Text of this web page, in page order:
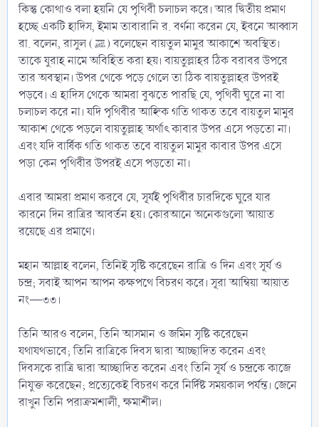
কিন্তু কোথাও বলা হয়নি যে পৃথিবী চলাচল করে। আর দ্বিতীয় প্রমাণ
হচ্ছে একটি হাদিস, ইমাম তাবারানি র. বর্ণনা করেন যে, ইবনে আব্বাস
রা. বলেন, রাসুল (ﷺ) বলেছেন বায়তুল মামুর আকাশে অবস্থিত।
তাকে যুরাহ নামে অবিহিত করা হয়। বায়তুল্লাহর ঠিক বরাবর উপরে
তার অবস্থান। উপর থেকে পড়ে গেলে তা ঠিক বায়তুল্লাহর উপরই
পড়বে। এ হাদিস থেকে আমরা বুঝতে পারছি যে, পৃথিবী ঘুরে না বা
চলাচল করে না। যদি পৃথিবীর আহ্নিক গতি থাকত তবে বায়তুল মামুর
আকাশ থেকে পড়লে বায়তুল্লাহ অর্থাৎ কাবার উপর এসে পড়তো না।
এবং যদি বার্ষিক গতি থাকত তবে বায়তুল মামুর কাবার উপর এসে
পড়া কেন পৃথিবীর উপরই এসে পড়তো না।
এবার আমরা প্রমাণ করবে যে, সূর্যই পৃথিবীর চারদিকে ঘুরে যার
কারনে দিন রাত্রির আবর্তন হয়। কোরআনে অনেকগুলো আয়াত
রয়েছে এর প্রমাণে।
মহান আল্লাহ বলেন, তিনিই সৃষ্টি করেছেন রাত্রি ও দিন এবং সূর্য ও
চন্দ্র; সবাই আপন আপন কক্ষপথে বিচরণ করে। সূরা আম্বিয়া আয়াত
নং—৩৩।
তিনি আরও বলেন, তিনি আসমান ও জমিন সৃষ্টি করেছেন
যথাযথভাবে; তিনি রাত্রিকে দিবস দ্বারা আচ্ছাদিত করেন এবং
দিবসকে রাত্রি দ্বারা আচ্ছাদিত করেন এবং তিনি সূর্য ও চন্দ্রকে কাজে
নিযুক্ত করেছেন; প্রত্যেকেই বিচরণ করে নির্দিষ্ট সময়কাল পর্যন্ত। জেনে
রাখুন তিনি পরাক্রমশালী, ক্ষমাশীল।